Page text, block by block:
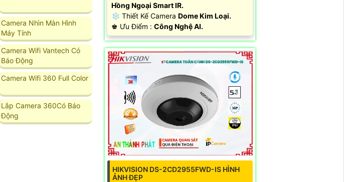
Camera Nhìn Màn Hình
Máy Tính
Camera Wifi Vantech Có
Báo Động
Camera Wifi 360 Full Color
Lắp Camera 360Có Báo
Động
Hồng Ngoại Smart IR.
❄ Thiết Kế Camera Dome Kim Loại.
️♚ Ưu Điểm : Công Nghệ AI.
HIKVISION DS-2CD2955FWD-IS HÌNH
ẢNH ĐẸP